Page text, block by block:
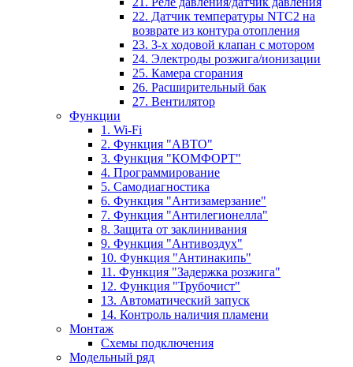
22. Датчик температуры NTC2 на
возврате из контура отопления
23. 3-х ходовой клапан с мотором
24. Электроды розжига/ионизации
25. Камера сгорания
26. Расширительный бак
27. Вентилятор
Функции
1. Wi-Fi
2. Функция "АВТО"
3. Функция "КОМФОРТ"
4. Программирование
5. Самодиагностика
6. Функция "Антизамерзание"
7. Функция "Антилегионелла"
8. Защита от заклинивания
9. Функция "Антивоздух"
10. Функция "Антинакипь"
11. Функция "Задержка розжига"
12. Функция "Трубочист"
13. Автоматический запуск
14. Контроль наличия пламени
Монтаж
Схемы подключения
Модельный ряд